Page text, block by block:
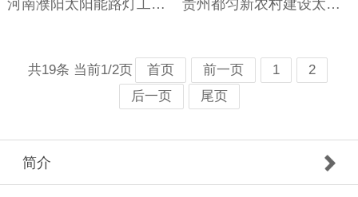
河南濮阳太阳能路灯工程案例 贵州都匀新农村建设太阳能路灯安装案例
共19条 当前1/2页 首页 前一页 1
2
后一页
尾页
简介